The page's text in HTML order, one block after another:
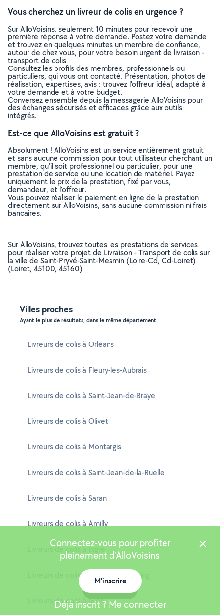
Vous cherchez un livreur de colis en urgence ?
Sur AlloVoisins, seulement 10 minutes pour recevoir une
première réponse à votre demande. Postez votre demande
et trouvez en quelques minutes un membre de confiance,
autour de chez vous, pour votre besoin urgent de livraison -
transport de colis
Consultez les profils des membres, professionnels ou
particuliers, qui vous ont contacté. Présentation, photos de
réalisation, expertises, avis : trouvez l'offreur idéal, adapté à
votre demande et à votre budget.
Conversez ensemble depuis la messagerie AlloVoisins pour
des échanges sécurisés et efficaces grâce aux outils
intégrés.
Est-ce que AlloVoisins est gratuit ?
Absolument ! AlloVoisins est un service entièrement gratuit
et sans aucune commission pour tout utilisateur cherchant un
membre, qu’il soit professionnel ou particulier, pour une
prestation de service ou une location de matériel. Payez
uniquement le prix de la prestation, fixé par vous,
demandeur, et l’offreur.
Vous pouvez réaliser le paiement en ligne de la prestation
directement sur AlloVoisins, sans aucune commission ni frais
bancaires.
Sur AlloVoisins, trouvez toutes les prestations de services
pour réaliser votre projet de Livraison - Transport de colis sur
la ville de Saint-Pryvé-Saint-Mesmin (Loire-Cd, Cd-Loiret)
(Loiret, 45100, 45160)
Villes proches
Ayant le plus de résultats, dans le même département
Livreurs de colis à Orléans
Livreurs de colis à Fleury-les-Aubrais
Livreurs de colis à Saint-Jean-de-Braye
Livreurs de colis à Olivet
Livreurs de colis à Montargis
Livreurs de colis à Saint-Jean-de-la-Ruelle
Livreurs de colis à Saran
Livreurs de colis à Amilly
Livreurs de colis à Ingré
Livreurs de colis à Châlette-sur-Loing
Livreurs de colis à Gien
Connectez-vous pour profiter
pleinement d'AlloVoisins
M'inscrire
Déjà inscrit ? Me connecter